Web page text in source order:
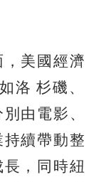
，美國經濟
如洛杉磯、
由電影、
續帶動整
，同時紐